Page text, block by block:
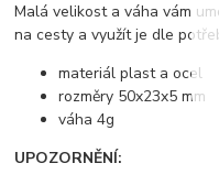
Malá velikost a váha vám
na cesty a využít je dle
materiál plast a ocel
rozměry 50x23x5 mm
váha 4g
UPOZORNĚNÍ: